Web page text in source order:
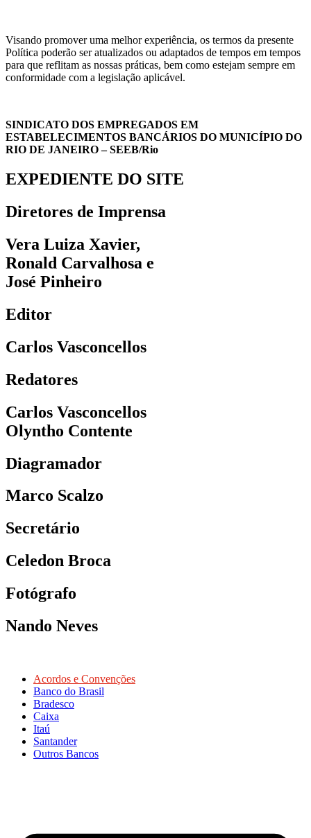
Visando promover uma melhor experiência, os termos da presente
Política poderão ser atualizados ou adaptados de tempos em tempos
para que reflitam as nossas práticas, bem como estejam sempre em
conformidade com a legislação aplicável.
SINDICATO DOS EMPREGADOS EM
ESTABELECIMENTOS BANCÁRIOS DO MUNICÍPIO DO
RIO DE JANEIRO – SEEB/Rio
EXPEDIENTE DO SITE
Diretores de Imprensa
Vera Luiza Xavier,
Ronald Carvalhosa e
José Pinheiro
Editor
Carlos Vasconcellos
Redatores
Carlos Vasconcellos
Olyntho Contente
Diagramador
Marco Scalzo
Secretário
Celedon Broca
Fotógrafo
Nando Neves
Acordos e Convenções
Banco do Brasil
Bradesco
Caixa
Itaú
Santander
Outros Bancos